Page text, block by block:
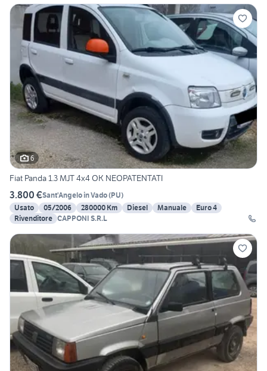
6
Fiat Panda 1.3 MJT 4x4 OK NEOPATENTATI
3.800 €Sant'Angelo in Vado(PU)
Usato
05/2006 280000 Km Diesel Manuale
Euro 4
Rivenditore CAPPONI S.R.L